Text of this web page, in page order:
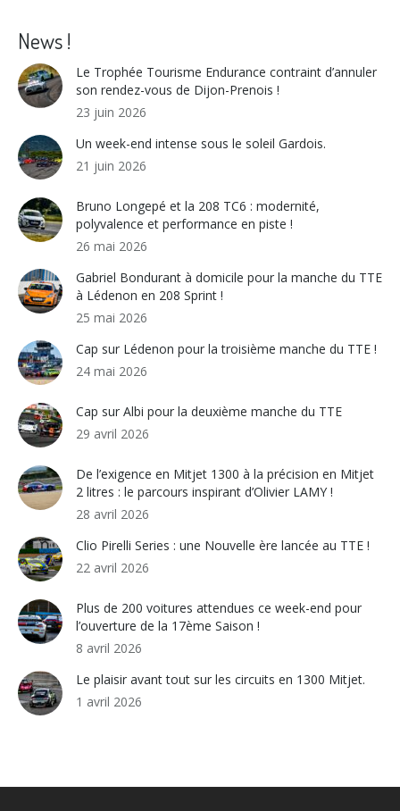
News !
Le Trophée Tourisme Endurance contraint d’annuler
son rendez-vous de Dijon-Prenois !
23 juin 2026
Un week-end intense sous le soleil Gardois.
21 juin 2026
Bruno Longepé et la 208 TC6 : modernité,
polyvalence et performance en piste !
26 mai 2026
Gabriel Bondurant à domicile pour la manche du TTE
à Lédenon en 208 Sprint !
25 mai 2026
Cap sur Lédenon pour la troisième manche du TTE !
24 mai 2026
Cap sur Albi pour la deuxième manche du TTE
29 avril 2026
De l’exigence en Mitjet 1300 à la précision en Mitjet
2 litres : le parcours inspirant d’Olivier LAMY !
28 avril 2026
Clio Pirelli Series : une Nouvelle ère lancée au TTE !
22 avril 2026
Plus de 200 voitures attendues ce week-end pour
l’ouverture de la 17ème Saison !
8 avril 2026
Le plaisir avant tout sur les circuits en 1300 Mitjet.
1 avril 2026